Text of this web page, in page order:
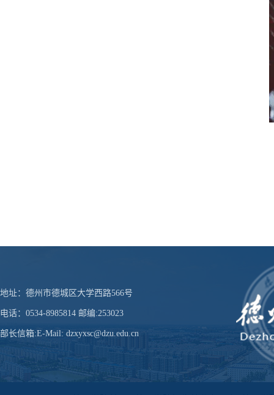
地址：德州市德城区大学西路566号
电话：0534-8985814 邮编:253023
部长信箱:E-Mail: dzxyxsc@dzu.edu.cn